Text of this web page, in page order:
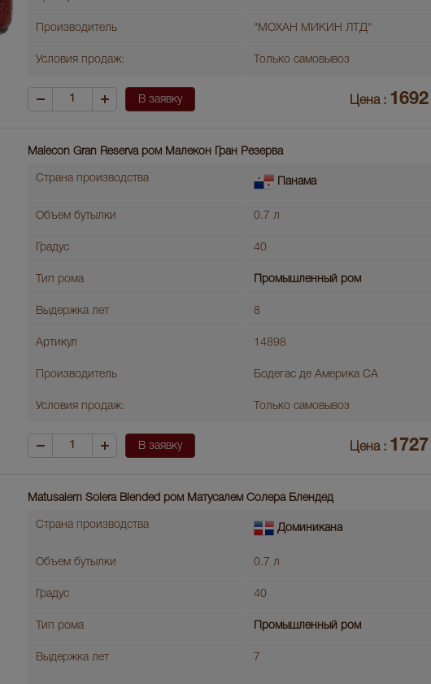
Производитель "МОХАН МИКИН ЛТД"
Условия продаж: Только самовывоз
В заявку Цена : 1692
Malecon Gran Reserva ром Малекон Гран Резерва
Страна производства Панама
Объем бутылки 0.7 л
Градус 40
Тип рома Промышленный ром
Выдержка лет 8
Артикул 14898
Производитель Бодегас де Америка СА
Условия продаж: Только самовывоз
В заявку Цена : 1727
Matusalem Solera Blended ром Матусалем Солера Блендед
Страна производства Доминикана
Объем бутылки 0.7 л
Градус 40
Тип рома Промышленный ром
Выдержка лет 7